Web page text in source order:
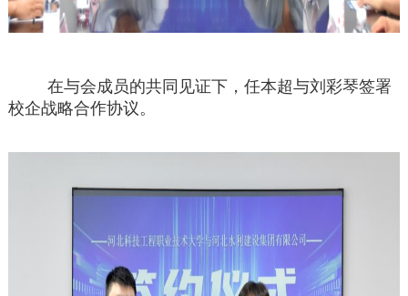
在与会成员的共同见证下，任本超与刘彩琴签署
校企战略合作协议。